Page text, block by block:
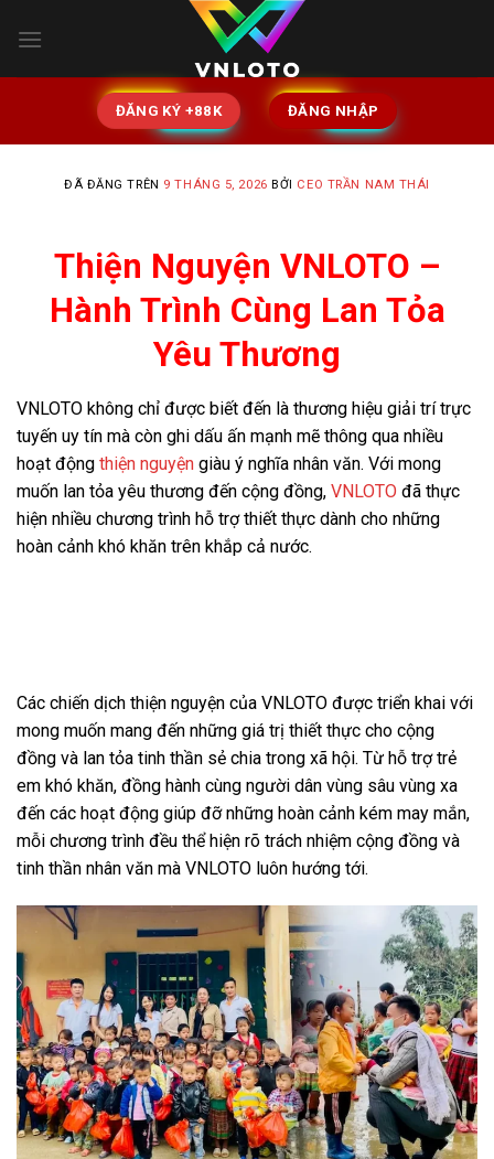
đến
ĐĂNG KÝ +88K ĐĂNG NHẬP
ĐÃ ĐĂNG TRÊN 9 THÁNG 5, 2026 BỞI CEO TRẦN NAM THÁI
Thiện Nguyện VNLOTO –
Hành Trình Cùng Lan Tỏa
Yêu Thương
VNLOTO không chỉ được biết đến là thương hiệu giải trí trực
tuyến uy tín mà còn ghi dấu ấn mạnh mẽ thông qua nhiều
hoạt động thiện nguyện giàu ý nghĩa nhân văn. Với mong
muốn lan tỏa yêu thương đến cộng đồng, VNLOTO đã thực
hiện nhiều chương trình hỗ trợ thiết thực dành cho những
hoàn cảnh khó khăn trên khắp cả nước.
Các chiến dịch thiện nguyện của VNLOTO được triển khai với
mong muốn mang đến những giá trị thiết thực cho cộng
đồng và lan tỏa tinh thần sẻ chia trong xã hội. Từ hỗ trợ trẻ
em khó khăn, đồng hành cùng người dân vùng sâu vùng xa
đến các hoạt động giúp đỡ những hoàn cảnh kém may mắn,
mỗi chương trình đều thể hiện rõ trách nhiệm cộng đồng và
tinh thần nhân văn mà VNLOTO luôn hướng tới.